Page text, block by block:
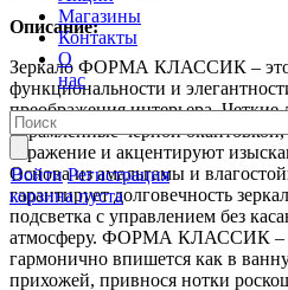
Магазины
Контакты
О
нас
Войти Регистрация
корзина пуста
Описание:
Зеркало ФОРМА КЛАССИК – это
функциональности и
преображения интерьера. Четкие
обрамленные черной
отражение и акцентируют
Основа из амальгамы и
гарантирует долговечность
подсветка с управлением без
атмосферу. ФОРМА КЛАССИК –
гармонично впишется как в
прихожей, привнося нотки